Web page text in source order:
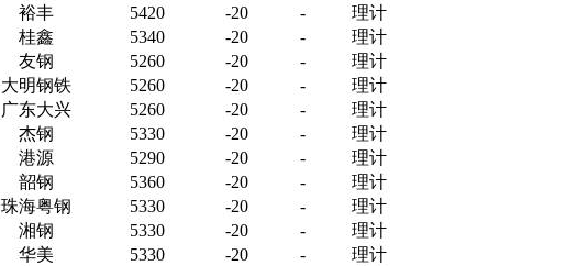
裕丰 5420 -20 -
理计
桂鑫 5340 -20 -
理计
友钢 5260 -20 -
理计
大明钢铁 5260 -20 -
理计
广东大兴 5260 -20 -
理计
杰钢 5330 -20 -
理计
港源 5290 -20 -
理计
韶钢 5360 -20 -
理计
珠海粤钢 5330 -20 -
理计
湘钢 5330 -20 -
理计
华美 5330 -20 -
理计